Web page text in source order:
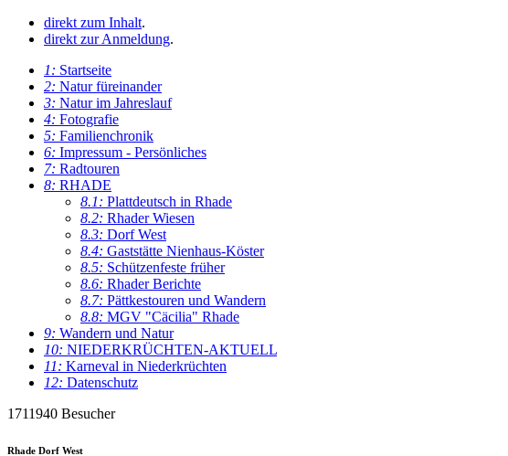
direkt zum Inhalt.
direkt zur Anmeldung.
1: Startseite
2: Natur füreinander
3: Natur im Jahreslauf
4: Fotografie
5: Familienchronik
6: Impressum - Persönliches
7: Radtouren
8: RHADE
8.1: Plattdeutsch in Rhade
8.2: Rhader Wiesen
8.3: Dorf West
8.4: Gaststätte Nienhaus-Köster
8.5: Schützenfeste früher
8.6: Rhader Berichte
8.7: Pättkestouren und Wandern
8.8: MGV "Cäcilia" Rhade
9: Wandern und Natur
10: NIEDERKRÜCHTEN-AKTUELL
11: Karneval in Niederkrüchten
12: Datenschutz
1711940 Besucher
Rhade Dorf West